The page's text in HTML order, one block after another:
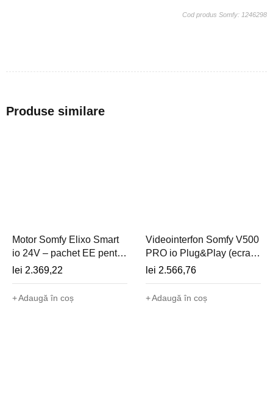
Cod produs Somfy: 1246298
Produse similare
Motor Somfy Elixo Smart
io 24V – pachet EE pentru
poartă culisantă - 1216531
lei 2.369,22
Adaugă în coș
Videointerfon Somfy V500
PRO io Plug&Play (ecran
tactil 7", io-homecontrol,
1870703
lei 2.566,76
Adaugă în coș